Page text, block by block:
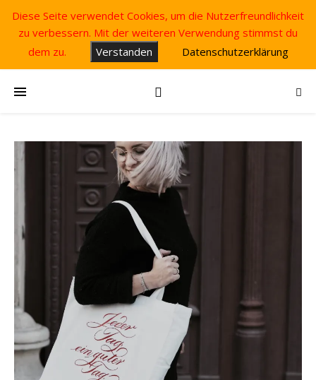
Diese Seite verwendet Cookies, um die Nutzerfreundlichkeit
zu verbessern. Mit der weiteren Verwendung stimmst du
dem zu.
Verstanden Datenschutzerklärung